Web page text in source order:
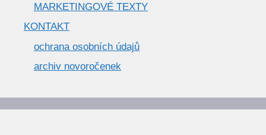
MARKETINGOVÉ TEXTY
KONTAKT
ochrana osobních údajů
archiv novoročenek